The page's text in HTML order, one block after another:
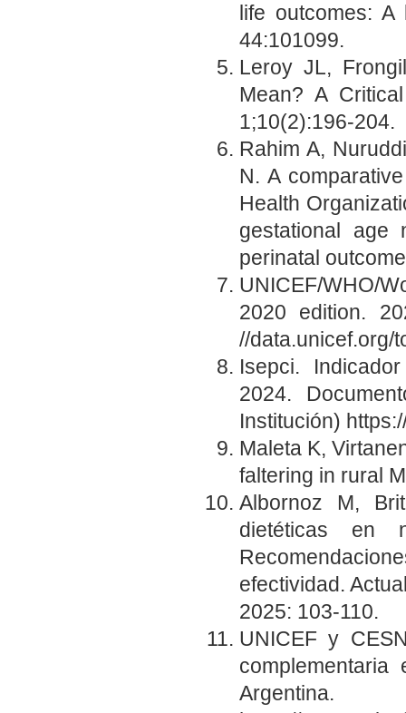
life outcomes:
44:101099.
Leroy JL,
Mean? A
1;10(2):196-204.
Rahim A,
N. A
Health
gestational age
perinatal
UNICEF/WHO/
2020 edition.
//data.unicef.org/
Isepci.
2024.
Institución)
Maleta K,
faltering in rural
Albornoz M,
dietéticas en
efectividad.
2025: 103-110.
UNICEF y